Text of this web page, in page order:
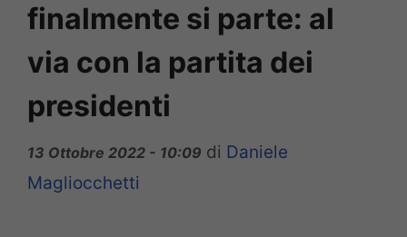
finalmente si parte: al
via con la partita dei
presidenti
13 Ottobre 2022 - 10:09 di Daniele
Magliocchetti